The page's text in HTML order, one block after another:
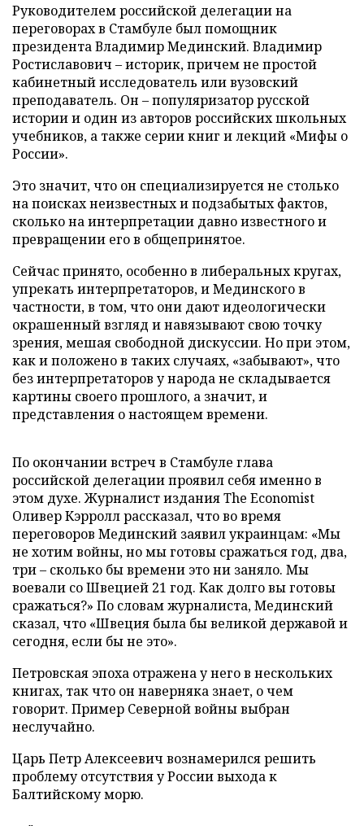
Руководителем российской делегации на
переговорах в Стамбуле был помощник
президента Владимир Мединский. Владимир
Ростиславович – историк, причем не простой
кабинетный исследователь или вузовский
преподаватель. Он – популяризатор русской
истории и один из авторов российских школьных
учебников, а также серии книг и лекций «Мифы о
России».
Это значит, что он специализируется не столько
на поисках неизвестных и подзабытых фактов,
сколько на интерпретации давно известного и
превращении его в общепринятое.
Сейчас принято, особенно в либеральных кругах,
упрекать интерпретаторов, и Мединского в
частности, в том, что они дают идеологически
окрашенный взгляд и навязывают свою точку
зрения, мешая свободной дискуссии. Но при этом,
как и положено в таких случаях, «забывают», что
без интерпретаторов у народа не складывается
картины своего прошлого, а значит, и
представления о настоящем времени.
По окончании встреч в Стамбуле глава
российской делегации проявил себя именно в
этом духе. Журналист издания The Economist
Оливер Кэрролл рассказал, что во время
переговоров Мединский заявил украинцам: «Мы
не хотим войны, но мы готовы сражаться год, два,
три – сколько бы времени это ни заняло. Мы
воевали со Швецией 21 год. Как долго вы готовы
сражаться?» По словам журналиста, Мединский
сказал, что «Швеция была бы великой державой и
сегодня, если бы не это».
Петровская эпоха отражена у него в нескольких
книгах, так что он наверняка знает, о чем
говорит. Пример Северной войны выбран
неслучайно.
Царь Петр Алексеевич вознамерился решить
проблему отсутствия у России выхода к
Балтийскому морю.